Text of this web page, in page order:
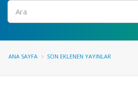
Ara
ANA SAYFA SON EKLENEN YAYINLAR